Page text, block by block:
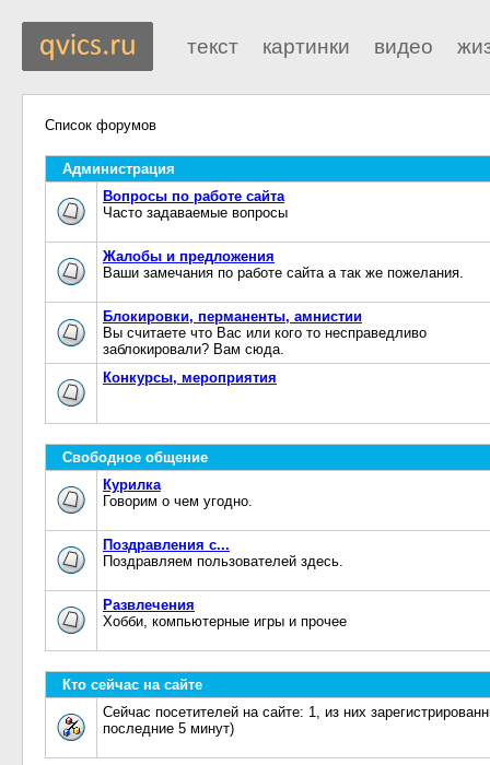
текст картинки видео
Список форумов
Администрация
Вопросы по работе сайта
Часто задаваемые вопросы
Жалобы и предложения
Ваши замечания по работе сайта а так же пожелания.
Блокировки, перманенты, амнистии
Вы считаете что Вас или кого то несправедливо
заблокировали? Вам сюда.
Конкурсы, мероприятия
Свободное общение
Курилка
Говорим о чем угодно.
Поздравления с...
Поздравляем пользователей здесь.
Развлечения
Хобби, компьютерные игры и прочее
Кто сейчас на сайте
Сейчас посетителей на сайте: 1, из них
последние 5 минут)